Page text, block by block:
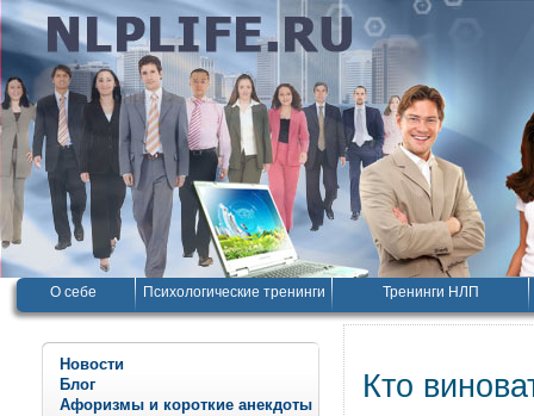
О себе Психологические тренинги Тренинги НЛП
Новости
Блог
Афоризмы и короткие анекдоты
Кто